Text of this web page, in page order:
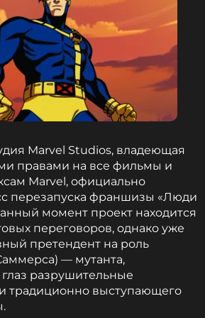
выросла, практически догнав
росту, и стала настоящей
ей досталась такая же
более светлого цвета.
изменилась настолько сильно,
с дочерью Марией на
кинотеатре «Каро 11
узнали — настолько она
выглядеть моложе.
Marvel Studios, владеющая
правами на все фильмы и
Marvel, официально
перезапуска франшизы «Люди
момент проект находится
переговоров, однако уже
претендент на роль
— мутанта,
разрушительные
традиционно выступающего